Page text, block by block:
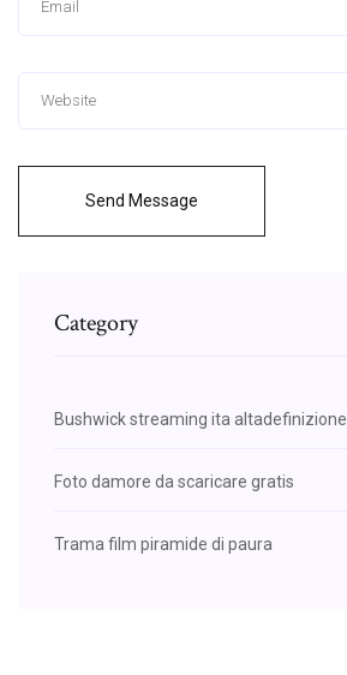
Send Message
Category
Bushwick streaming ita altadefinizione
Foto damore da scaricare gratis
Trama film piramide di paura